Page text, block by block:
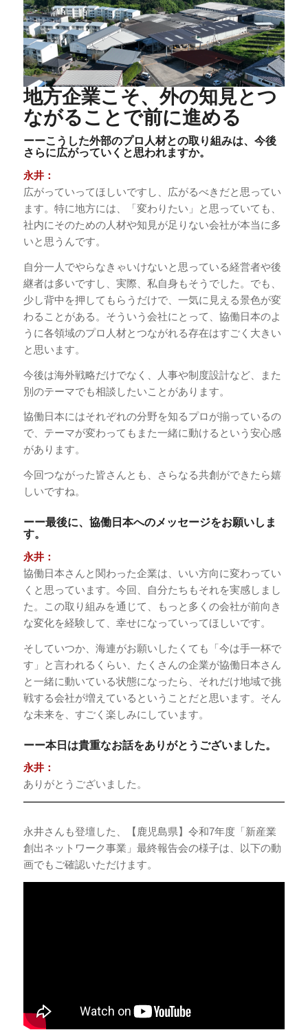
地方企業こそ、外の知見とつ
ながることで前に進める
ーーこうした外部のプロ人材との取り組みは、今後
さらに広がっていくと思われますか。
永井：
広がっていってほしいですし、広がるべきだと思ってい
ます。特に地方には、「変わりたい」と思っていても、
社内にそのための人材や知見が足りない会社が本当に多
いと思うんです。
自分一人でやらなきゃいけないと思っている経営者や後
継者は多いですし、実際、私自身もそうでした。でも、
少し背中を押してもらうだけで、一気に見える景色が変
わることがある。そういう会社にとって、協働日本のよ
うに各領域のプロ人材とつながれる存在はすごく大きい
と思います。
今後は海外戦略だけでなく、人事や制度設計など、また
別のテーマでも相談したいことがあります。
協働日本にはそれぞれの分野を知るプロが揃っているの
で、テーマが変わってもまた一緒に動けるという安心感
があります。
今回つながった皆さんとも、さらなる共創ができたら嬉
しいですね。
ーー最後に、協働日本へのメッセージをお願いしま
す。
永井：
協働日本さんと関わった企業は、いい方向に変わってい
くと思っています。今回、自分たちもそれを実感しまし
た。この取り組みを通じて、もっと多くの会社が前向き
な変化を経験して、幸せになっていってほしいです。
そしていつか、海連がお願いしたくても「今は手一杯で
す」と言われるくらい、たくさんの企業が協働日本さん
と一緒に動いている状態になったら、それだけ地域で挑
戦する会社が増えているということだと思います。そん
な未来を、すごく楽しみにしています。
ーー本日は貴重なお話をありがとうございました。
永井：
ありがとうございました。
永井さんも登壇した、【鹿児島県】令和7年度「新産業
創出ネットワーク事業」最終報告会の様子は、以下の動
画でもご確認いただけます。